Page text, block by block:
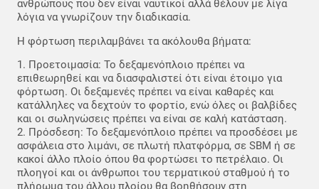
ανθρώπους που δεν είναι ναυτικοί αλλά θέλουν με λίγα
λόγια να γνωρίζουν την διαδικασία.
Η φόρτωση περιλαμβάνει τα ακόλουθα βήματα:
1. Προετοιμασία: Το δεξαμενόπλοιο πρέπει να
επιθεωρηθεί και να διασφαλιστεί ότι είναι έτοιμο για
φόρτωση. Οι δεξαμενές πρέπει να είναι καθαρές και
κατάλληλες να δεχτούν το φορτίο, ενώ όλες οι βαλβίδες
και οι σωληνώσεις πρέπει να είναι σε καλή κατάσταση.
2. Πρόσδεση: Το δεξαμενόπλοιο πρέπει να προσδέσει με
ασφάλεια στο λιμάνι, σε πλωτή πλατφόρμα, σε SBM ή σε
κακοί άλλο πλοίο όπου θα φορτώσει το πετρέλαιο. Οι
πλοηγοί και οι άνθρωποι του τερματικού σταθμού ή το
πλήρωμα του άλλου πλοίου θα βοηθήσουν στη